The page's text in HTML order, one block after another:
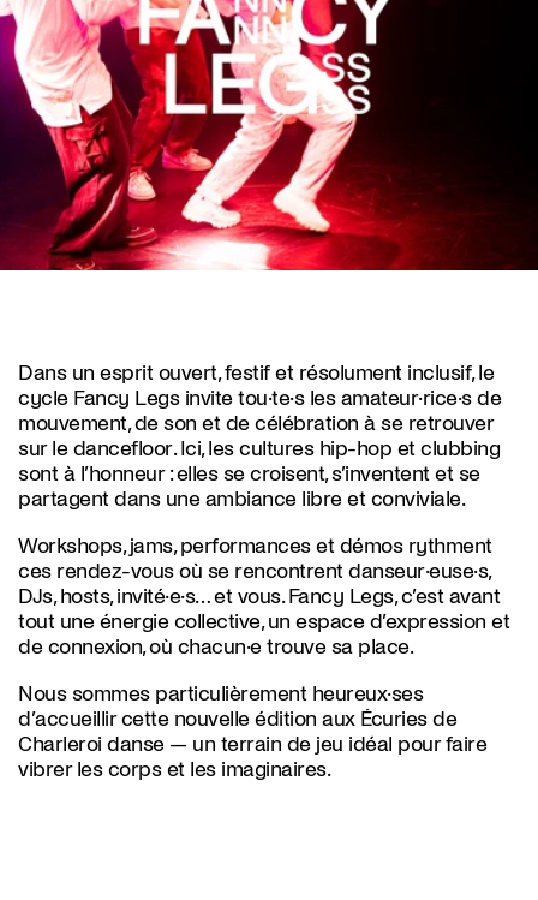
Dans un esprit ouvert, festif et résolument inclusif, le
cycle Fancy Legs invite tou·te·s les amateur·rice·s de
mouvement, de son et de célébration à se retrouver
sur le dancefloor. Ici, les cultures hip-hop et clubbing
sont à l’honneur : elles se croisent, s’inventent et se
partagent dans une ambiance libre et conviviale.
Workshops, jams, performances et démos rythment
ces rendez-vous où se rencontrent danseur·euse·s,
DJs, hosts, invité·e·s… et vous. Fancy Legs, c’est avant
tout une énergie collective, un espace d’expression et
de connexion, où chacun·e trouve sa place.
Nous sommes particulièrement heureux·ses
d’accueillir cette nouvelle édition aux Écuries de
Charleroi danse — un terrain de jeu idéal pour faire
vibrer les corps et les imaginaires.